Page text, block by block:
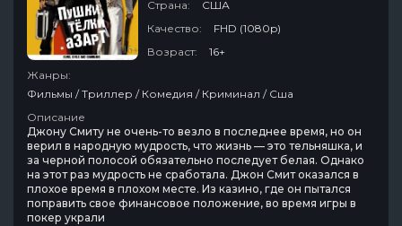
Страна:
США
Качество:
FHD (1080p)
Возраст:
16+
Жанры:
Фильмы / Триллер / Комедия / Криминал / Сша
Описание
Джону Смиту не очень-то везло в последнее время, но он
верил в народную мудрость, что жизнь — это тельняшка, и
за черной полосой обязательно последует белая. Однако
на этот раз мудрость не сработала. Джон Смит оказался в
плохое время в плохом месте. Из казино, где он пытался
поправить свое финансовое положение, во время игры в
покер украли